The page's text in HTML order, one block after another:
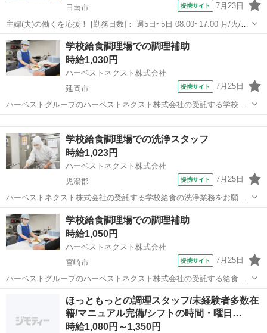
日南市
提携サイト 7月23日
主婦(夫)の働くを応援！ [勤務日数]： 週5日~5日 08:00~17:00 月/火/水/
木/金 [勤務地・最寄駅]： 宮崎県日南市北郷町郷之原３６７１－１ 日
南NOK株式会社（社員食堂） 株式会社レパスト（97...
宮崎 日南市 キッチン
学校給食調理場での調理補助
時給1,030円
ハーベストネクスト株式会社
延岡市
提携サイト 7月25日
ハーベストグループのハーベストネクスト株式会社の受託する学校給
食の検収・下処理・調理・洗浄などの調理補助業務をお願いします。
生徒たちに毎回美味しく温かい食事を提供できるよう、工夫を凝らし
た業務をお願いします。 子どもたちが...
学校給食調理場での洗浄スタッフ
時給1,023円
ハーベストネクスト株式会社
児湯郡
提携サイト 7月25日
ハーベストネクスト株式会社の受託する学校給食の洗浄業務をお願い
します。 生徒たちに毎回美味しく温かい食事を提供できるよう、工夫
を凝らした業務をお願いします。 子どもたちが美味しそうに食べる姿
は何よりもやりがいにつながります。...
宮崎 児湯郡 その他
学校給食調理場での調理補助
時給1,050円
ハーベストネクスト株式会社
宮崎市
提携サイト 7月25日
ハーベストグループのハーベストネクスト株式会社の受託する給食の
下処理・清掃・調理・洗浄・配缶等の調理補助業務をお願いします。
生徒たちに毎回美味しく温かい食事を提供できるよう、工夫を凝らし
た業務をお願いします。 子どもたちが...
宮崎市 その他
ほっともっとの調理スタッフ/未経験者多数在
籍/マニュアル完備/シフトの時間・曜日…
時給1,080円～1,350円